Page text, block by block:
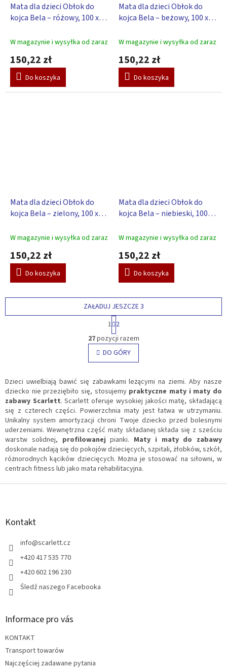
Mata dla dzieci Obłok do
kojca Bela – różowy, 100 x
W magazynie i wysyłka od zaraz
150,22 zł
Do koszyka
Mata dla dzieci Obłok do
kojca Bela – beżowy, 100 x
W magazynie i wysyłka od zaraz
150,22 zł
Do koszyka
Mata dla dzieci Obłok do
kojca Bela – zielony, 100 x
W magazynie i wysyłka od zaraz
150,22 zł
Do koszyka
Mata dla dzieci Obłok do
kojca Bela – niebieski, 100 x
W magazynie i wysyłka od zaraz
150,22 zł
Do koszyka
K
o
n
t
o
l
k
i
l
i
s
t
y
ZAŁADUJ JESZCZE 3
P
a
g
i
n
a
j
a
1 2
27pozycji razem
DO GÓRY
Dzieci uwielbiają bawić się zabawkami leżącymi na ziemi. Aby nasze
dziecko nie przeziębiło się, stosujemy praktyczne maty i maty do
zabawy Scarlett. Scarlett oferuje wysokiej jakości matę, składającą
się z czterech części. Powierzchnia maty jest łatwa w utrzymaniu.
Unikalny system amortyzacji chroni Twoje dziecko przed bolesnymi
uderzeniami. Wewnętrzna część maty składanej składa się z sześciu
warstw solidnej, profilowanej pianki. Maty i maty do zabawy
doskonale nadają się do pokojów dziecięcych, szpitali, żłobków, szkół,
różnorodnych kącików dziecięcych. Można je stosować na siłowni, w
centrach fitness lub jako mata rehabilitacyjna.
S
Kontakt
info@scarlett.cz
+420 417 535 770
+420 602 196 230
Śledź naszego Facebooka
Informace pro vás
KONTAKT
Transport towarów
Najczęściej zadawane pytania